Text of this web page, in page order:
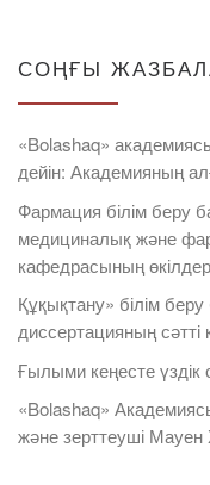
СОҢҒЫ
«Bolashaq»
дейін: Академияның
Фармация білім беру
медициналық және
кафедрасының
Құқықтану» білім
диссертацияның сәтті
Ғылыми кеңесте үздік
«Bolashaq»
және зерттеуші